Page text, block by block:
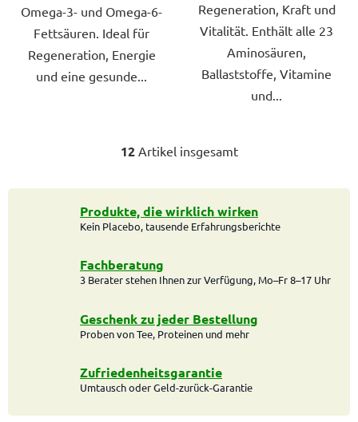
Omega-3- und Omega-6-
Fettsäuren. Ideal für
Regeneration, Energie
und eine gesunde...
Regeneration, Kraft und
Vitalität. Enthält alle 23
Aminosäuren,
Ballaststoffe, Vitamine
und...
S
e
u
e
l
m
e
t
e
12Artikel insgesamt
Produkte, die wirklich wirken
Kein Placebo, tausende Erfahrungsberichte
Fachberatung
3 Berater stehen Ihnen zur Verfügung, Mo–Fr 8–17 Uhr
Geschenk zu jeder Bestellung
Proben von Tee, Proteinen und mehr
Zufriedenheitsgarantie
Umtausch oder Geld-zurück-Garantie